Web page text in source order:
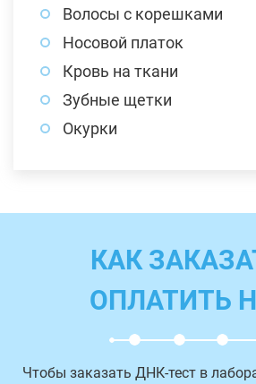
Волосы с корешками
Носовой платок
Кровь на ткани
Зубные щетки
Окурки
КАК
ОПЛАТИТЬ
Чтобы заказать ДНК-тест в